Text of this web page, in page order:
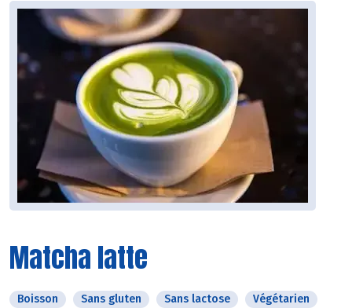
Matcha latte
Boisson Sans gluten Sans lactose
Végétarien